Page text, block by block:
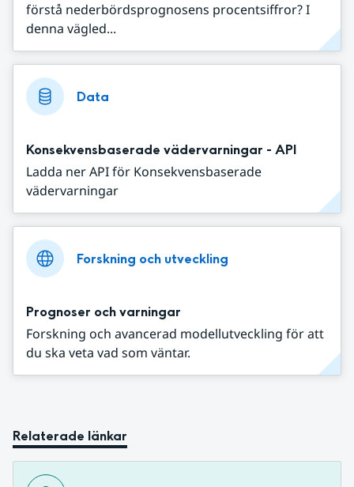
förstå nederbördsprognosens procentsiffror? I
denna vägled...
Data
Konsekvensbaserade vädervarningar - API
Ladda ner API för Konsekvensbaserade
vädervarningar
Forskning och utveckling
Prognoser och varningar
Forskning och avancerad modellutveckling för att
du ska veta vad som väntar.
Relaterade länkar